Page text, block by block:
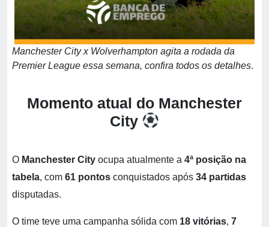
Manchester City x Wolverhampton agita a rodada da
Premier League essa semana, confira todos os detalhes.
Momento atual do Manchester
City
O Manchester City ocupa atualmente a 4ª posição na
tabela, com 61 pontos conquistados após 34 partidas
disputadas.
O time teve uma campanha sólida com 18 vitórias, 7